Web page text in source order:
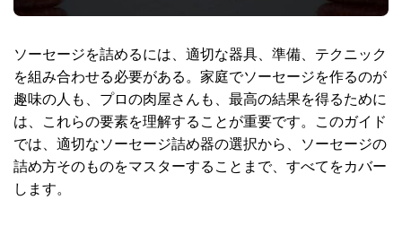
ソーセージを詰めるには、適切な器具、準備、テクニック
を組み合わせる必要がある。家庭でソーセージを作るのが
趣味の人も、プロの肉屋さんも、最高の結果を得るために
は、これらの要素を理解することが重要です。このガイド
では、適切なソーセージ詰め器の選択から、ソーセージの
詰め方そのものをマスターすることまで、すべてをカバー
します。